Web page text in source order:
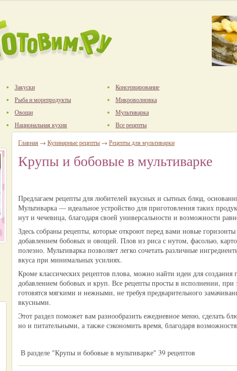
Закуски
Рыба и морепродукты
Овощи
Национальная кухня
Консервирование
Микроволновка
Мультиварка
Все рецепты
Главная → Кулинарные рецепты → Рецепты для мультиварки
Крупы и бобовые в мультиварке
Предлагаем рецепты для любителей вкусных и сытных блюд,
Мультиварка — идеальное устройство для приготовления таких
нут и чечевица, благодаря своей универсальности и возможности
Здесь собраны рецепты, которые откроют перед вами новые
добавлением бобовых и овощей. Плов из риса с нутом, фасолью,
полезно. Мультиварка позволяет легко сочетать различные
вкуса при минимальных усилиях.
Кроме классических рецептов плова, можно найти идеи для
добавлением бобовых и круп. Все рецепты просты в исполнении, при
готовятся мягкими и нежными, не требуя предварительного
вкусными.
Этот раздел поможет вам разнообразить ежедневное меню, сделать
но и питательными, а также сэкономить время, благодаря
В разделе "Крупы и бобовые в мультиварке" 39 рецептов